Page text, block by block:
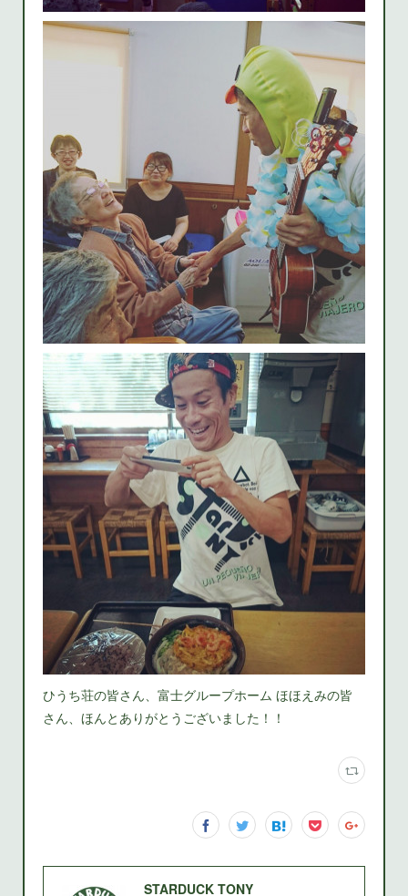
ひうち荘の皆さん、富士グループホーム ほほえみの皆
さん、ほんとありがとうございました！！
STARDUCK TONY